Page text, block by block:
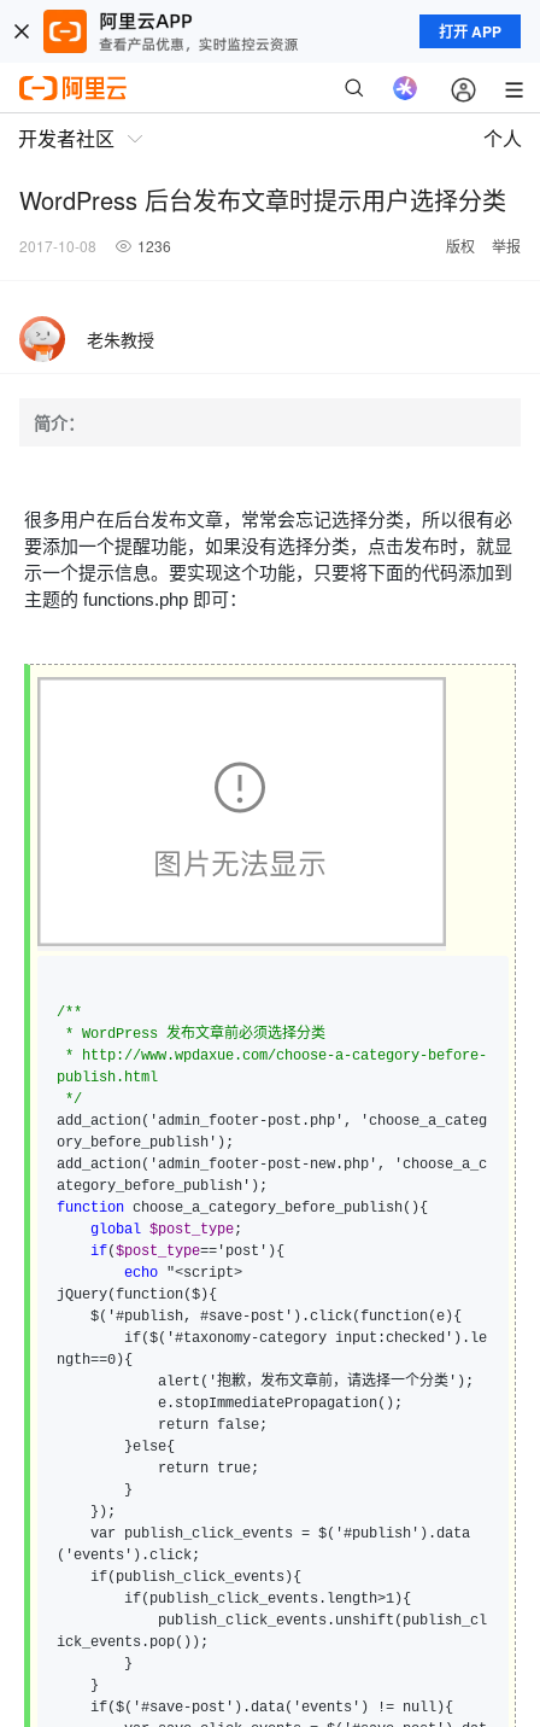
打开 APP
开发者社区 个人
WordPress 后台发布文章时提示用户选择分类
2017-10-08 1236 版权 举报
老朱教授
简介：
很多用户在后台发布文章，常常会忘记选择分类，所以很有必
要添加一个提醒功能，如果没有选择分类，点击发布时，就显
示一个提示信息。要实现这个功能，只要将下面的代码添加到
主题的 functions.php 即可：
/**
publish.html
*/
add_action( 'admin_footer-post.php', 'choose_a_categ
ory_before_publish' );
add_action( 'admin_footer-post-new.php', 'choose_a_c
ategory_before_publish'
function choose_a_category_before_publish(){
global $post_type;
if($post_type=='post' ){
echo "<script>
jQuery(function($){
ngth==0){
('events').click;
ick_events.pop());